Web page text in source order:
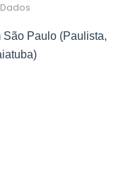
São Paulo (Paulista,